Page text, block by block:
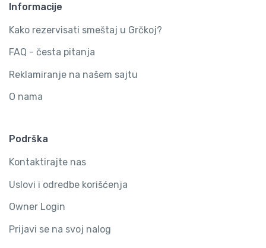
Informacije
Kako rezervisati smeštaj u Grčkoj?
FAQ - česta pitanja
Reklamiranje na našem sajtu
O nama
Podrška
Kontaktirajte nas
Uslovi i odredbe korišćenja
Owner Login
Prijavi se na svoj nalog